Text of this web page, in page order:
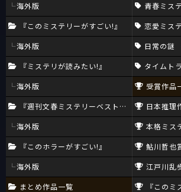
海外版
『このミステリーがすごい!』
海外版
『ミステリが読みたい!』
海外版
『週刊文春ミステリーベスト10』
海外版
『このホラーがすごい!』
海外版
まとめ作品一覧
青春ミス
恋愛ミス
日常の謎
タイムト
受賞作品
日本推理
本格ミス
鮎川哲也
江戸川乱
『このミ